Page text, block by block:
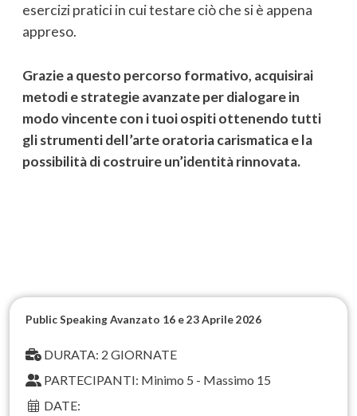
esercizi pratici in cui testare ciò che si è appena
appreso.
Grazie a questo percorso formativo, acquisirai
metodi e strategie avanzate per dialogare in
modo vincente con i tuoi ospiti ottenendo tutti
gli strumenti dell’arte oratoria carismatica e la
possibilità di costruire un’identità rinnovata.
Public Speaking Avanzato 16 e 23 Aprile 2026
DURATA: 2 GIORNATE
PARTECIPANTI: Minimo 5 - Massimo 15
DATE: